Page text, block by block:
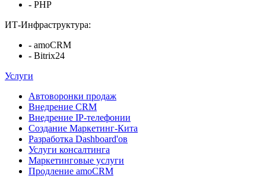
- PHP
ИТ-Инфраструктура:
- amoCRM
- Bitrix24
Услуги
Автоворонки продаж
Внедрение CRM
Внедрение IP-телефонии
Создание Маркетинг-Кита
Разработка Dashboard'ов
Услуги консалтинга
Маркетинговые услуги
Продление amoCRM